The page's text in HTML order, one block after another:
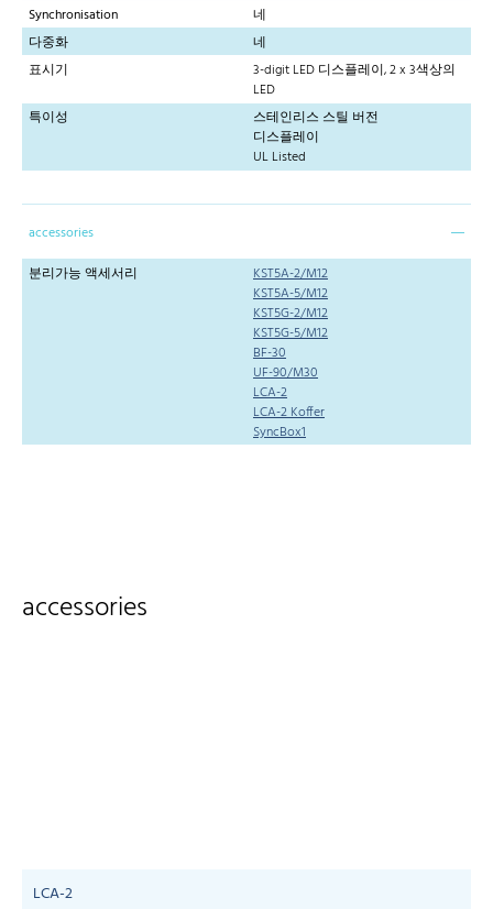
Synchronisation
네
다중화
네
표시기
3-digit LED 디스플레이, 2 x 3색상의
LED
특이성
스테인리스 스틸 버전
디스플레이
UL Listed
accessories
분리가능 액세서리
KST5A-2/M12
KST5A-5/M12
KST5G-2/M12
KST5G-5/M12
BF-30
UF-90/M30
LCA-2
LCA-2 Koffer
SyncBox1
accessories
LCA-2